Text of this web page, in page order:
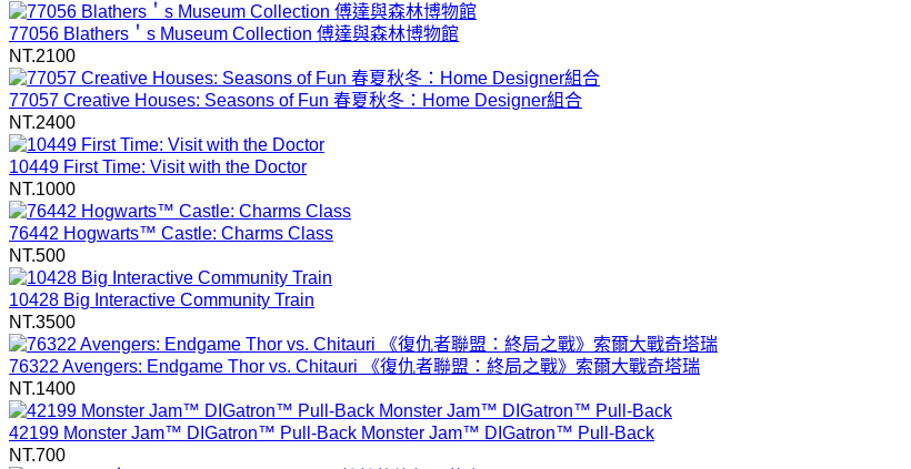
77056 Blathers＇s Museum Collection 傅達與森林博物館
NT.2100
77057 Creative Houses: Seasons of Fun 春夏秋冬：Home Designer組合
NT.2400
10449 First Time: Visit with the Doctor
NT.1000
76442 Hogwarts™ Castle: Charms Class
NT.500
10428 Big Interactive Community Train
NT.3500
76322 Avengers: Endgame Thor vs. Chitauri 《復仇者聯盟：終局之戰》索爾大戰奇塔瑞
NT.1400
42199 Monster Jam™ DIGatron™ Pull-Back Monster Jam™ DIGatron™ Pull-Back
NT.700